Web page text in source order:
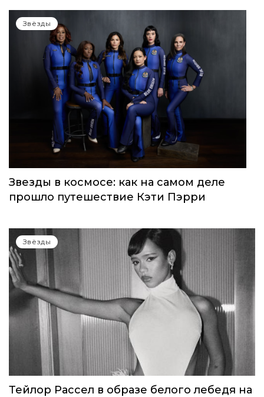
Звёзды
Звезды в космосе: как на самом деле
прошло путешествие Кэти Пэрри
Звёзды
Тейлор Рассел в образе белого лебедя на